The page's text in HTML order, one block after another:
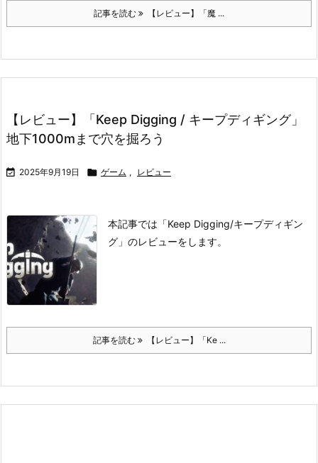
記事を読む 【レビュー】「魔 ...
【レビュー】「Keep Digging / キープディギング」
地下1000mまで穴を掘ろう
 2025年9月19日  ゲーム , レビュー
本記事では「Keep Digging/キープディギン
グ」のレビューをします。
記事を読む 【レビュー】「Ke ...